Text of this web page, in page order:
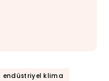
endüstriyel klima